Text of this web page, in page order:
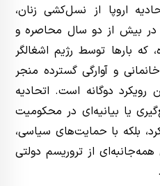
اروپا از نسل‌کشی زنان،
در بیش از دو سال محاصره و
که بارها توسط رژیم اشغالگر
و آوارگی گسترده منجر
دوگانه است. اتحادیه
یا بیانیه‌ای در محکومیت
بلکه با حمایت‌های سیاسی،
از تروریسم دولتی